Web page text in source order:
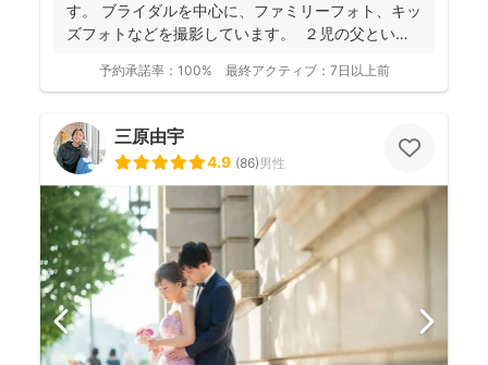
す。 ブライダルを中心に、ファミリーフォト、キッ
ズフォトなどを撮影しています。 ２児の父という
予約承諾率： 100% 最終アクティブ： 7日以上前
三原由宇
4.9 (86)男性